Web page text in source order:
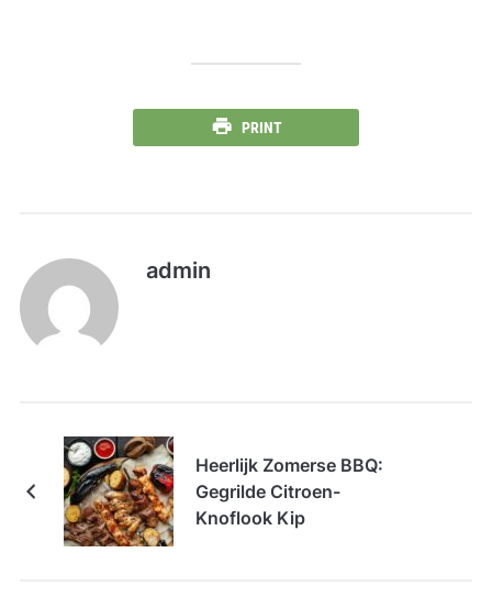
PRINT
admin
Heerlijk Zomerse BBQ:
Gegrilde Citroen-
Knoflook Kip